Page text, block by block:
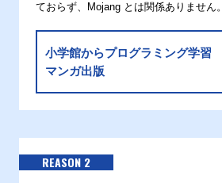
ておらず、Mojang とは関係ありません。
小学館からプログラミング学習
マンガ出版
REASON 2